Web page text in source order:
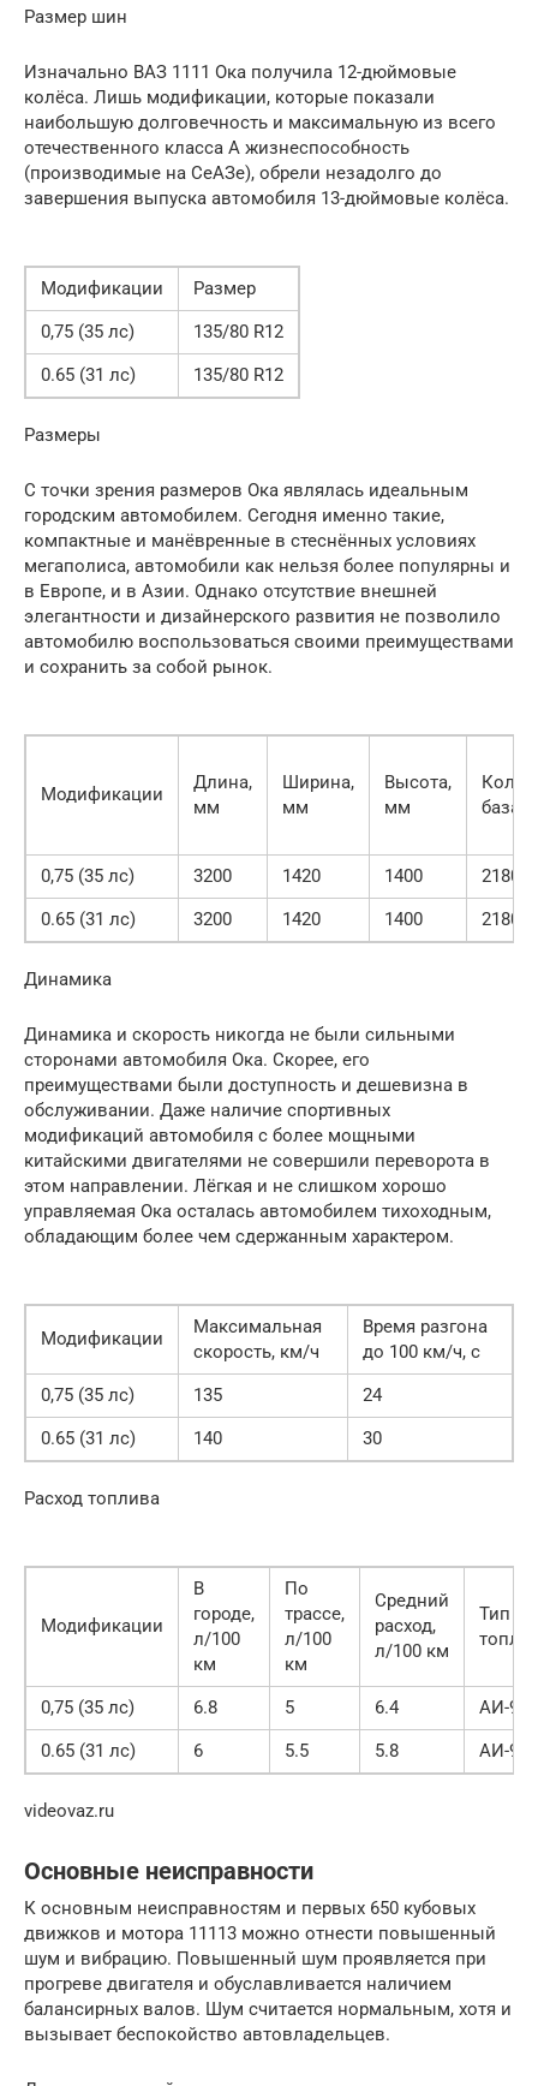
Размер шин
Изначально ВАЗ 1111 Ока получила 12-дюймовые
колёса. Лишь модификации, которые показали
наибольшую долговечность и максимальную из всего
отечественного класса А жизнеспособность
(производимые на СеАЗе), обрели незадолго до
завершения выпуска автомобиля 13-дюймовые колёса.
Модификации
Размер
0,75 (35 лс)
135/80 R12
0.65 (31 лс)
135/80 R12
Размеры
С точки зрения размеров Ока являлась идеальным
городским автомобилем. Сегодня именно такие,
компактные и манёвренные в стеснённых условиях
мегаполиса, автомобили как нельзя более популярны и
в Европе, и в Азии. Однако отсутствие внешней
элегантности и дизайнерского развития не позволило
автомобилю воспользоваться своими преимуществами
и сохранить за собой рынок.
Модификации
Длина,
мм
Ширина,
мм
Высота,
мм
база,
0,75 (35 лс) 3200 1420 1400
2180
0.65 (31 лс)
3200 1420 1400 2180
Динамика
Динамика и скорость никогда не были сильными
сторонами автомобиля Ока. Скорее, его
преимуществами были доступность и дешевизна в
обслуживании. Даже наличие спортивных
модификаций автомобиля с более мощными
китайскими двигателями не совершили переворота в
этом направлении. Лёгкая и не слишком хорошо
управляемая Ока осталась автомобилем тихоходным,
обладающим более чем сдержанным характером.
Модификации
Максимальная
скорость, км/ч
Время разгона
до 100 км/ч, с
0,75 (35 лс)
135
24
0.65 (31 лс)
140 30
Расход топлива
Модификации
В
городе,
л/100
км
По
трассе,
л/100
км
Средний
расход,
л/100 км
Тип
0,75 (35 лс) 6.8 5 6.4
АИ-92
0.65 (31 лс)
6 5.5 5.8 АИ-92
videovaz.ru
Основные неисправности
К основным неисправностям и первых 650 кубовых
движков и мотора 11113 можно отнести повышенный
шум и вибрацию. Повышенный шум проявляется при
прогреве двигателя и обуславливается наличием
балансирных валов. Шум считается нормальным, хотя и
вызывает беспокойство автовладельцев.